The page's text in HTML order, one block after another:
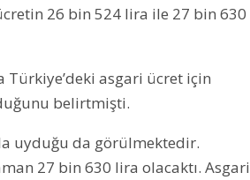
26 bin 524 lira ile 27 bin 630
Türkiye’deki asgari ücret için
belirtmişti.
uyduğu da görülmektedir.
27 bin 630 lira olacaktı. Asgari